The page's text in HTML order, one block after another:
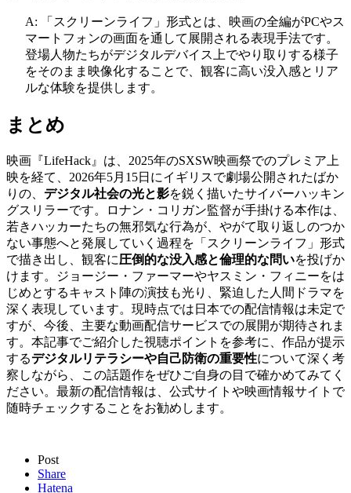
A: 「スクリーンライフ」形式とは、映画の全編がPCやス
マートフォンの画面を通して展開される表現手法です。
登場人物たちがデジタルデバイス上でやり取りする様子
をそのまま映像化することで、観客に高い没入感とリア
ルな体験を提供します。
まとめ
映画『LifeHack』は、2025年のSXSW映画祭でのプレミア上
映を経て、2026年5月15日にイギリスで劇場公開されたばか
りの、 デジタル社会の光と影を鋭く描いたサイバーハッキン
グスリラーです。ロナン・コリガン監督が手掛ける本作は、
若きハッカーたちの無邪気な行為が、やがて取り返しのつか
ない事態へと発展していく過程を「スクリーンライフ」形式
で描き出し、観客に圧倒的な没入感と倫理的な問いを投げか
けます。ジョージー・ファーマーやヤスミン・フィニーをは
じめとするキャスト陣の演技も光り、緊迫した人間ドラマを
深く表現しています。現時点では日本での配信情報は未定で
すが、今後、主要な動画配信サービスでの展開が期待されま
す。本記事でご紹介した視聴ポイントを参考に、作品が提示
するデジタルリテラシーや自己防衛の重要性について深く考
察しながら、この話題作をぜひご自身の目で確かめてみてく
ださい。最新の配信情報は、公式サイトや映画情報サイトで
随時チェックすることをお勧めします。
Post
Share
Hatena